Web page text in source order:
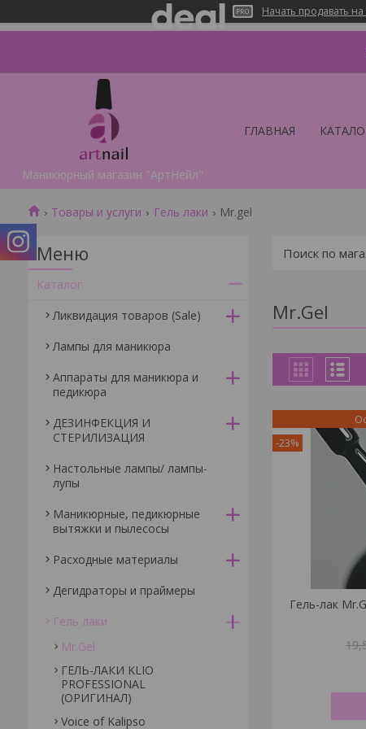
Начать продавать
Маникюрный магазин "АртНейл"
ГЛАВНАЯ
Товары и услуги Гель лаки Mr.gel
Mr.Gel
-23%
Гель-лак
Каталог
Ликвидация товаров (Sale)
Лампы для маникюра
Аппараты для маникюра и
педикюра
ДЕЗИНФЕКЦИЯ И
СТЕРИЛИЗАЦИЯ
Настольные лампы/ лампы-
лупы
Маникюрные, педикюрные
вытяжки и пылесосы
Расходные материалы
Дегидраторы и праймеры
Гель лаки
Mr.Gel
ГЕЛЬ-ЛАКИ KLIO
PROFESSIONAL
(ОРИГИНАЛ)
Voice of Kalipso